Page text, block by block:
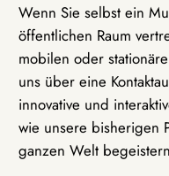
Wenn Sie selbst ein
öffentlichen Raum
mobilen oder
uns über eine
innovative und
wie unsere bisherigen
ganzen Welt